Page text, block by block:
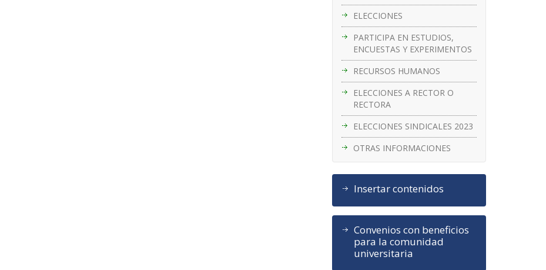
ELECCIONES
PARTICIPA EN ESTUDIOS,
ENCUESTAS Y EXPERIMENTOS
RECURSOS HUMANOS
ELECCIONES A RECTOR O
RECTORA
ELECCIONES SINDICALES 2023
OTRAS INFORMACIONES
Insertar contenidos
Convenios con beneficios
para la comunidad
universitaria